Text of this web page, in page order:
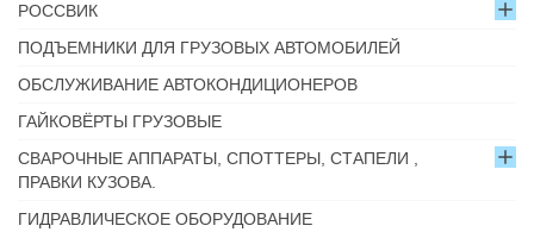
РОССВИК
ПОДЪЕМНИКИ ДЛЯ ГРУЗОВЫХ АВТОМОБИЛЕЙ
ОБСЛУЖИВАНИЕ АВТОКОНДИЦИОНЕРОВ
ГАЙКОВЁРТЫ ГРУЗОВЫЕ
СВАРОЧНЫЕ АППАРАТЫ, СПОТТЕРЫ, СТАПЕЛИ ,
ПРАВКИ КУЗОВА.
ГИДРАВЛИЧЕСКОЕ ОБОРУДОВАНИЕ